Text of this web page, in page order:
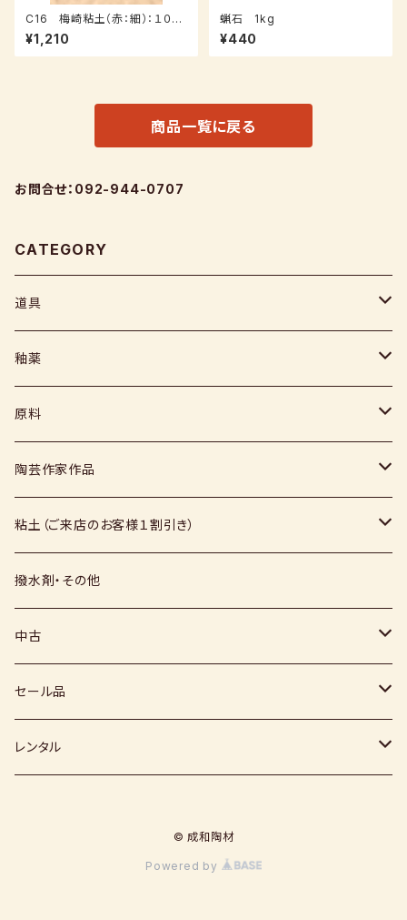
C16 梅崎粘土（赤：細）：１０ｋ
ｇ
¥1,210
蝋石 1kg
¥440
商品一覧に戻る
お問合せ：092-944-0707
CATEGORY
道具
ヘラ
コテ
スポンジ
絵具
上絵具
下絵具
その他
釉薬
粉末
液体
福島釉薬
原料
媒溶剤・調整剤等
長石
硅石
その他（土・泥等）
顔料
灰
陶芸作家作品
上野焼
薪窯（高鶴淳一先生）
堀田窯
小石原焼
鶴見窯
秀山窯
高取焼
鬼丸雪山窯
福岡県：窯元・陶芸作家
恵水窯
粘土（ご来店のお客様１割引き）
信楽白土
信楽赤土
梅崎粘土
七隈粘土
撥水剤・その他
中古
窯
電気窯
電動ろくろ
セール品
小道具
レンタル
© 成和陶材
Powered by